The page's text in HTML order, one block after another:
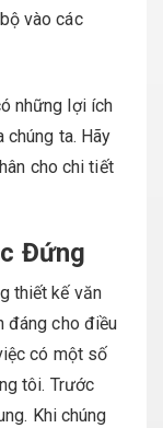
vào các
những lợi ích
ta. Hãy
cho chi tiết
Đứng
thiết kế văn
đáng cho điều
có một số
tôi. Trước
Khi chúng